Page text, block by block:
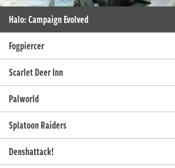
Halo: Campaign Evolved
Fogpiercer
Scarlet Deer Inn
Palworld
Splatoon Raiders
Denshattack!